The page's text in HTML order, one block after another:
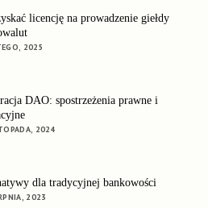
licencję na prowadzenie giełdy
2025
DAO: spostrzeżenia prawne i
2024
dla tradycyjnej bankowości
2023